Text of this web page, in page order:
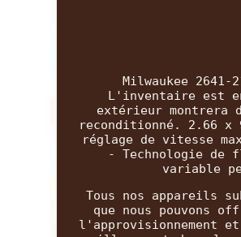
Milwaukee
L'inventaire est
extérieur montrera
reconditionné. 2.66 x
réglage de vitesse
- Technologie de
variable
Tous nos appareils
que nous pouvons
l'approvisionnement